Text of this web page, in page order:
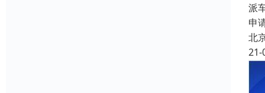
派
申
北
21-